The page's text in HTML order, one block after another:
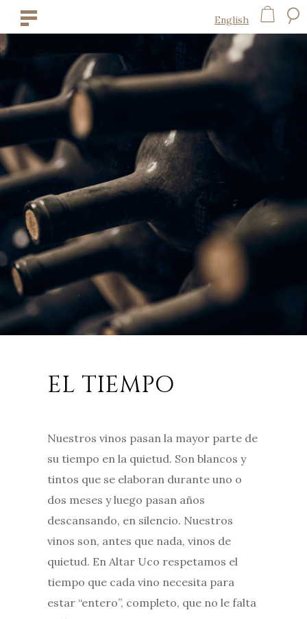
English
EL TIEMPO
Nuestros vinos pasan la mayor parte de
su tiempo en la quietud. Son blancos y
tintos que se elaboran durante uno o
dos meses y luego pasan años
descansando, en silencio. Nuestros
vinos son, antes que nada, vinos de
quietud. En Altar Uco respetamos el
tiempo que cada vino necesita para
estar “entero”, completo, que no le falta